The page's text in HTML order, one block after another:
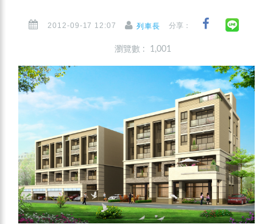
2012-09-17 12:07 列車長 分享：
瀏覽數 : 1,001